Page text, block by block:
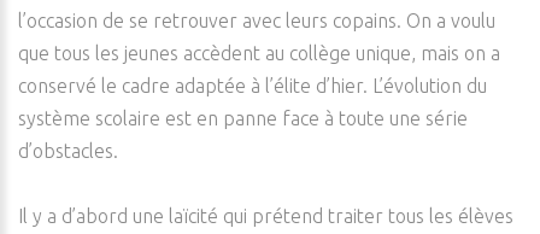
l’occasion de se retrouver avec leurs copains. On a voulu
que tous les jeunes accèdent au collège unique, mais on a
conservé le cadre adaptée à l’élite d’hier. L’évolution du
système scolaire est en panne face à toute une série
d’obstacles.
Il y a d’abord une laïcité qui prétend traiter tous les élèves